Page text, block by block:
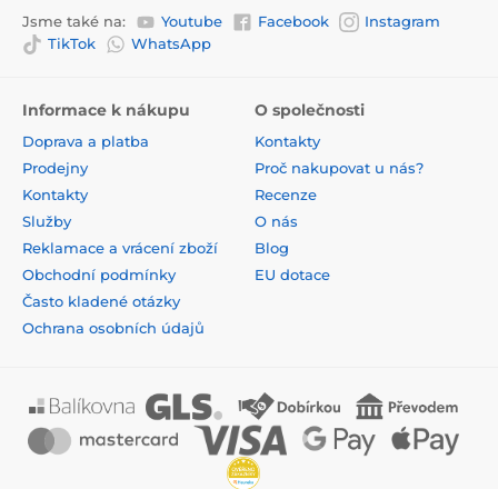
Jsme také na: Youtube Facebook
Instagram
TikTok
WhatsApp
Informace k nákupu
Doprava a platba
Prodejny
Kontakty
Služby
Reklamace a vrácení zboží
Obchodní podmínky
Často kladené otázky
Ochrana osobních údajů
O společnosti
Kontakty
Proč nakupovat u nás?
Recenze
O nás
Blog
EU dotace